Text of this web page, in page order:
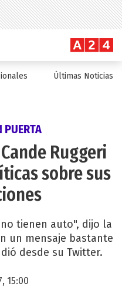
Últimas Noticias
PUERTA
Ruggeri
sobre sus
tienen auto", dijo la
un mensaje bastante
desde su Twitter.
15:00